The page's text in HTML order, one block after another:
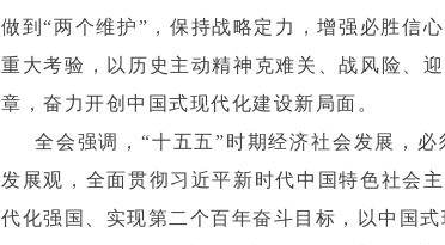
做到“两个维护”，保持战略定力，增强必胜信
重大考验，以历史主动精神克难关、战风险、
章，奋力开创中国式现代化建设新局面。
全会强调，“十五五”时期经济社会发展，
发展观，全面贯彻习近平新时代中国特色社会
代化强国、实现第二个百年奋斗目标，以中国